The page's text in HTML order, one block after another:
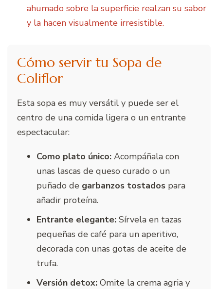
ahumado sobre la superficie realzan su sabor
y la hacen visualmente irresistible.
Cómo servir tu Sopa de
Coliflor
Esta sopa es muy versátil y puede ser el
centro de una comida ligera o un entrante
espectacular:
Como plato único: Acompáñala con
unas lascas de queso curado o un
puñado de garbanzos tostados para
añadir proteína.
Entrante elegante: Sírvela en tazas
pequeñas de café para un aperitivo,
decorada con unas gotas de aceite de
trufa.
Versión detox: Omite la crema agria y